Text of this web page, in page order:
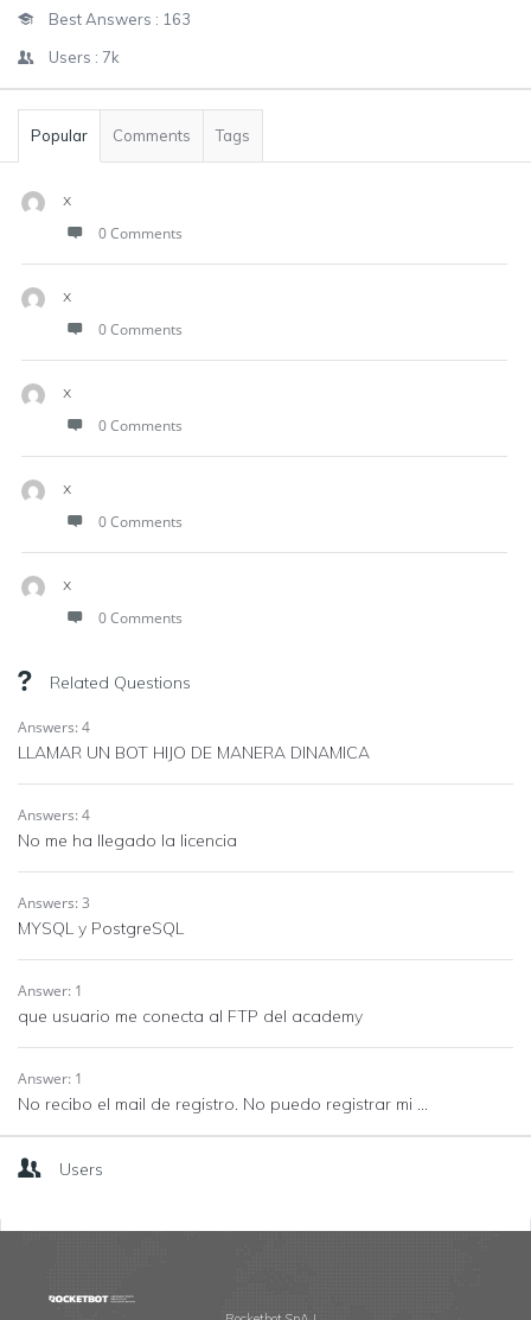
Best Answers : 163
Users : 7k
Popular Comments Tags
x
0 Comments
x
0 Comments
x
0 Comments
x
0 Comments
x
0 Comments
Related Questions
Answers: 4
LLAMAR UN BOT HIJO DE MANERA DINAMICA
Answers: 4
No me ha llegado la licencia
Answers: 3
MYSQL y PostgreSQL
Answer: 1
que usuario me conecta al FTP del academy
Answer: 1
No recibo el mail de registro. No puedo registrar mi ...
Users
Footer